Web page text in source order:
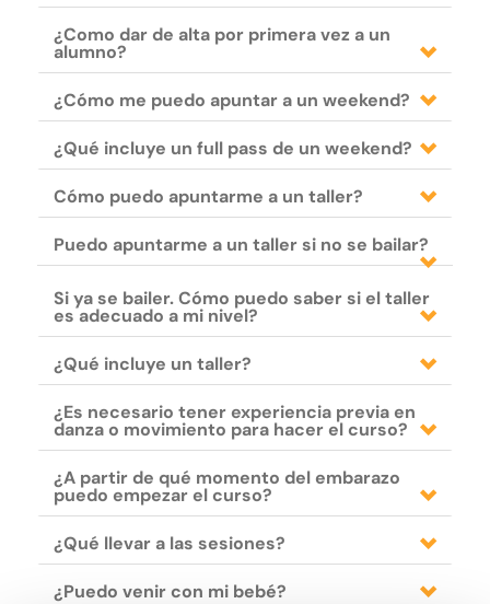
¿Como dar de alta por primera vez a un
alumno?
¿Cómo me puedo apuntar a un weekend?
¿Qué incluye un full pass de un weekend?
Cómo puedo apuntarme a un taller?
Puedo apuntarme a un taller si no se bailar?
Si ya se bailer. Cómo puedo saber si el taller
es adecuado a mi nivel?
¿Qué incluye un taller?
¿Es necesario tener experiencia previa en
danza o movimiento para hacer el curso?
¿A partir de qué momento del embarazo
puedo empezar el curso?
¿Qué llevar a las sesiones?
¿Puedo venir con mi bebé?